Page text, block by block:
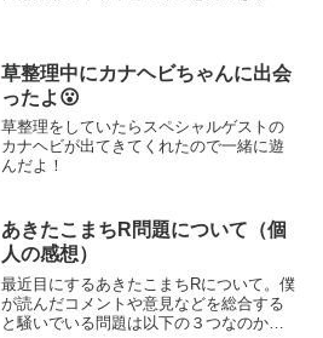
所さんにも喜んでもらえる...
草整理中にカナヘビちゃんに出会
ったよ😮
草整理をしていたらスペシャルゲストの
カナヘビが出てきてくれたので一緒に遊
んだよ！
あきたこまちR問題について（個
人の感想）
最近目にするあきたこまちRについて。僕
が読んだコメントや意見などを総合する
と騒いでいる問題は以下の３つなのか